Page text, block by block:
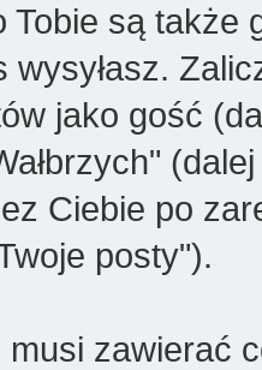
Tobie są także
wysyłasz.
jako gość
Ciebie po
posty").
musi zawierać